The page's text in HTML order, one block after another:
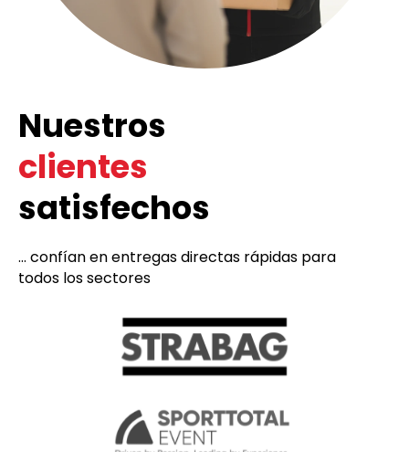
Nuestros
clientes
satisfechos
... confían en entregas directas rápidas para
todos los sectores